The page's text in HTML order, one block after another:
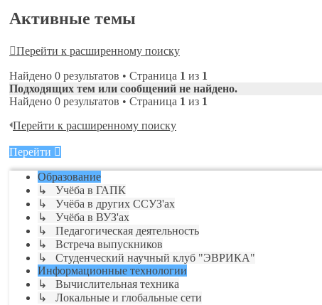
Активные темы
Перейти к расширенному поиску
Найдено 0 результатов • Страница 1 из 1
Подходящих тем или сообщений не найдено.
Найдено 0 результатов • Страница 1 из 1
Перейти к расширенному поиску
Перейти
Образование
↳ Учёба в ГАПК
↳ Учёба в других ССУЗ'ах
↳ Учёба в ВУЗ'ах
↳ Педагогическая деятельность
↳ Встреча выпускников
↳ Студенческий научный клуб "ЭВРИКА"
Информационные технологии
↳ Вычислительная техника
↳ Локальные и глобальные сети